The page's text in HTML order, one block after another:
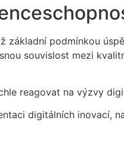
základní podmínkou
souvislost mezi
reagovat na výzvy
digitálních inovací,